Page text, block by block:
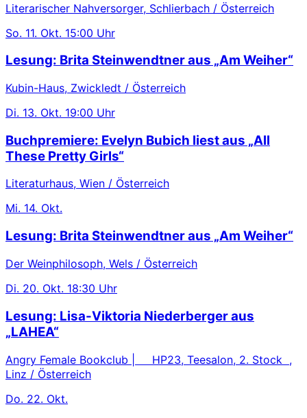
Literarischer Nahversorger, Schlierbach / Österreich
So. 11. Okt. 15:00 Uhr
Lesung: Brita Steinwendtner aus „Am Weiher“
Kubin-Haus, Zwickledt / Österreich
Di. 13. Okt. 19:00 Uhr
Buchpremiere: Evelyn Bubich liest aus „All
These Pretty Girls“
Literaturhaus, Wien / Österreich
Mi. 14. Okt.
Lesung: Brita Steinwendtner aus „Am Weiher“
Der Weinphilosoph, Wels / Österreich
Di. 20. Okt. 18:30 Uhr
Lesung: Lisa-Viktoria Niederberger aus
„LAHEA“
Angry Female Bookclub | HP23, Teesalon, 2. Stock ,
Linz / Österreich
Do. 22. Okt.